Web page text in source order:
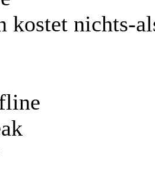
kostet nichts-